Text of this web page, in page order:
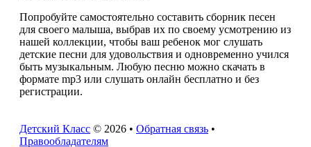
Попробуйте самостоятельно составить сборник песен
для своего малыша, выбрав их по своему усмотрению из
нашей коллекции, чтобы ваш ребенок мог слушать
детские песни для удовольствия и одновременно учился
быть музыкальным. Любую песню можно скачать в
формате mp3 или слушать онлайн бесплатно и без
регистрации.
Детский Класс © 2026 • Обратная связь •
Правообладателям